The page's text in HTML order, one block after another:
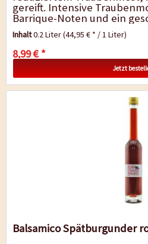
gereift. Intensive
Barrique-Noten und ein
Säure-Spiel charakterisieren
Inhalt0.2 Liter(44,95 € * / 1 Liter)
8,99 € *
Jetzt
Balsamico Spätburgunder